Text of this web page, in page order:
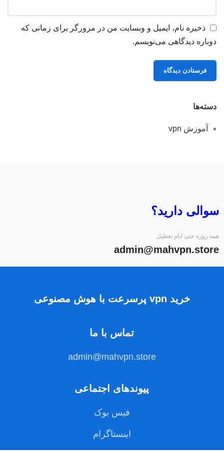
ذخیره نام، ایمیل و وبسایت من در مرورگر برای زمانی که
دوباره دیدگاهی می‌نویسم.
دسته‌ها
آموزش vpn
سوالی دارید؟
همه روزه حتی ایام تعطیل
admin@mahvpn.store
خرید vpn پرسرعت با هوش مصنوعی
تماس با ما
admin@mahvpn.store
پیوندهای اجتماعی
فیس بوک
اینستاگرام